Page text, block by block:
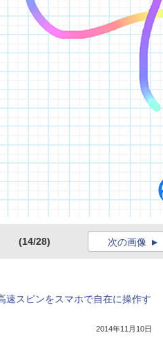
(14/28) 次の画像
速スピンをスマホで自在に操作す
2014年11月10日